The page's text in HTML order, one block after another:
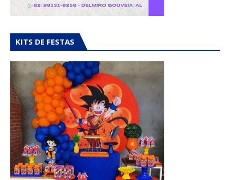
KITS DE FESTAS